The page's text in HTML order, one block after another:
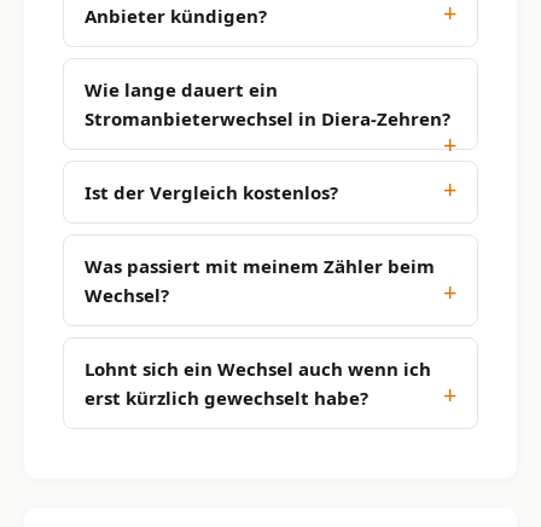
Anbieter kündigen?
Wie lange dauert ein
Stromanbieterwechsel in Diera-Zehren?
Ist der Vergleich kostenlos?
Was passiert mit meinem Zähler beim
Wechsel?
Lohnt sich ein Wechsel auch wenn ich
erst kürzlich gewechselt habe?